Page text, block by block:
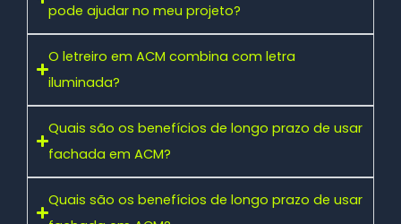
pode ajudar no meu projeto?
O letreiro em ACM combina com letra
iluminada?
Quais são os benefícios de longo prazo de usar
fachada em ACM?
Quais são os benefícios de longo prazo de usar